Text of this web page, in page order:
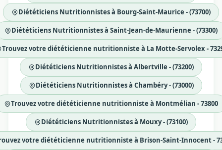
Diététiciens Nutritionnistes à Bourg-Saint-Maurice - (73700)
Diététiciens Nutritionnistes à Saint-Jean-de-Maurienne - (73300)
Trouvez votre diététicienne nutritionniste à La Motte-Servolex -
Diététiciens Nutritionnistes à Albertville - (73200)
Diététiciens Nutritionnistes à Chambéry - (73000)
Trouvez votre diététicienne nutritionniste à Montmélian - 73800
Diététiciens Nutritionnistes à Mouxy - (73100)
votre diététicienne nutritionniste à Brison-Saint-Innocent -